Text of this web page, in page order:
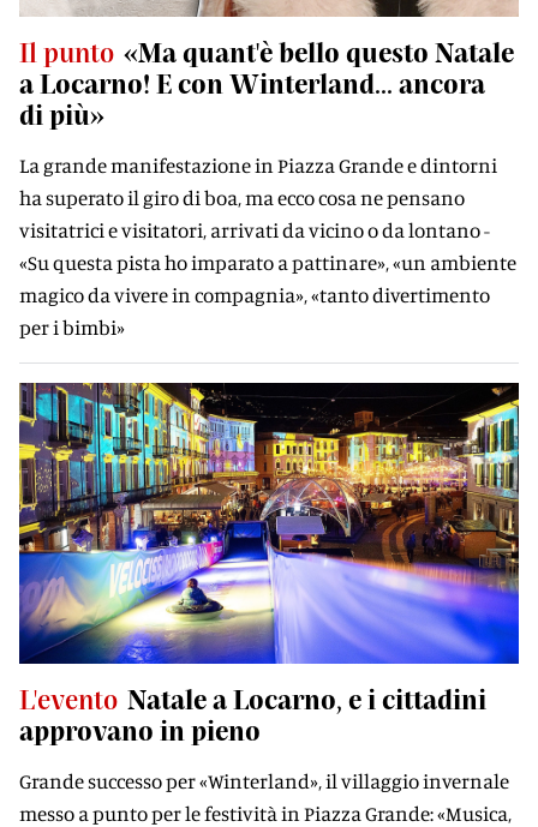
Il punto «Ma quant'è bello questo Natale
a Locarno! E con Winterland... ancora
di più»
La grande manifestazione in Piazza Grande e dintorni
ha superato il giro di boa, ma ecco cosa ne pensano
visitatrici e visitatori, arrivati da vicino o da lontano -
«Su questa pista ho imparato a pattinare», «un ambiente
magico da vivere in compagnia», «tanto divertimento
per i bimbi»
L'evento Natale a Locarno, e i cittadini
approvano in pieno
Grande successo per «Winterland», il villaggio invernale
messo a punto per le festività in Piazza Grande: «Musica,